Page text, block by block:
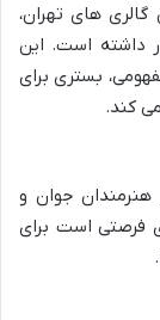
های تهران،
داشته است. این
بستری برای
کند.
جوان و
فرصتی است برای